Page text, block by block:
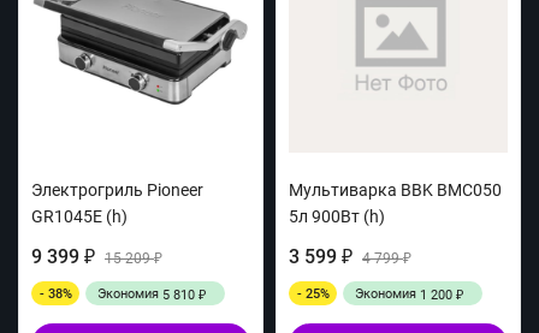
Электрогриль Pioneer
GR1045E (h)
9 399 ₽ 15 209₽
- 38% Экономия 5 810 ₽
Мультиварка BBK BMC050
5л 900Вт (h)
3 599 ₽ 4 799₽
- 25% Экономия 1 200 ₽